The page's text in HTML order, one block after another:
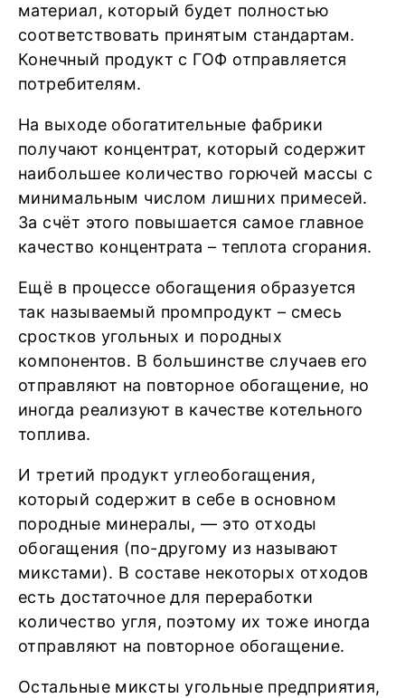
материал, который будет полностью
соответствовать принятым стандартам.
Конечный продукт с ГОФ отправляется
потребителям.
На выходе обогатительные фабрики
получают концентрат, который содержит
наибольшее количество горючей массы с
минимальным числом лишних примесей.
За счёт этого повышается самое главное
качество концентрата – теплота сгорания.
Ещё в процессе обогащения образуется
так называемый промпродукт – смесь
сростков угольных и породных
компонентов. В большинстве случаев его
отправляют на повторное обогащение, но
иногда реализуют в качестве котельного
топлива.
И третий продукт углеобогащения,
который содержит в себе в основном
породные минералы, — это отходы
обогащения (по-другому из называют
микстами). В составе некоторых отходов
есть достаточное для переработки
количество угля, поэтому их тоже иногда
отправляют на повторное обогащение.
Остальные миксты угольные предприятия,